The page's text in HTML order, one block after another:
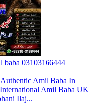
03103166444
Amil Baba In
Amil Baba UK
Ilaj...